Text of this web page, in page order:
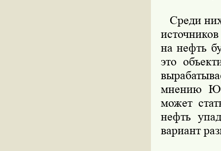
Среди них
на нефть
это
мнению
может
нефть
вариант